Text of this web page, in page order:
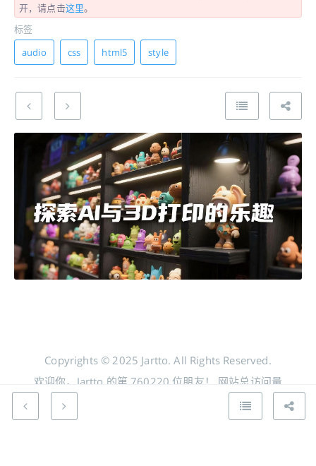
开，请点击这里。
标签
audio
css html5 style
Copyrights © 2025 Jartto. All Rights Reserved.
欢迎你，Jartto 的第 760220 位朋友！ 网站总访问量